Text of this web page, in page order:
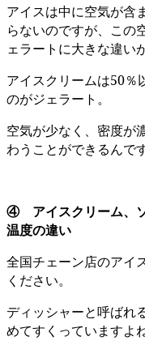
アイスは中に空気が含
らないのですが、この
ェラートに大きな違い
アイスクリームは50％
のがジェラート。
空気が少なく、密度が
わうことができるんです
④ アイスクリーム、
温度の違い
全国チェーン店のアイ
ください。
ディッシャーと呼ばれ
めてすくっていますよね